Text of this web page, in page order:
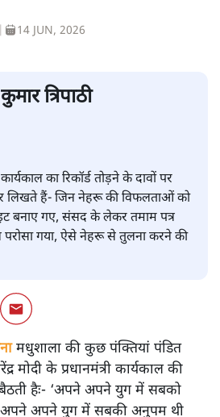
14 JUN, 2026
त्रिपाठी
का रिकॉर्ड तोड़ने के दावों पर
लिखते हैं- जिन नेहरू की विफलताओं को
बनाए गए, संसद के लेकर तमाम पत्र